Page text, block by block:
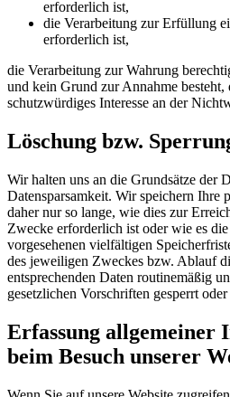
erforderlich ist,
die Verarbeitung zur Erfüllung
erforderlich ist,
die Verarbeitung zur Wahrung
und kein Grund zur Annahme besteht,
schutzwürdiges Interesse an der
Löschung bzw.
Wir halten uns an die Grundsätze der
Datensparsamkeit. Wir speichern Ihre
daher nur so lange, wie dies zur
Zwecke erforderlich ist oder wie es
vorgesehenen vielfältigen
des jeweiligen Zweckes bzw. Ablauf
entsprechenden Daten routinemäßig
gesetzlichen Vorschriften gesperrt
Erfassung allgemeiner
beim Besuch unserer